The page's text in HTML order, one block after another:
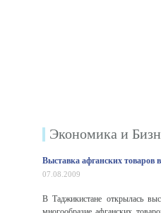
Экономика и
Выставка афганских товаров
07.08.2009
В Таджикистане открылась